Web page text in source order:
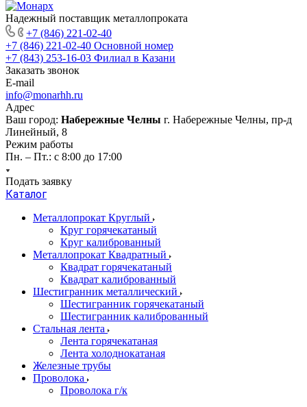
Надежный поставщик металлопроката
+7 (846) 221-02-40
+7 (846) 221-02-40 Основной номер
+7 (843) 253-16-03 Филиал в Казани
Заказать звонок
E-mail
info@monarhh.ru
Адрес
Ваш город: Набережные Челны г. Набережные Челны, пр-д
Линейный, 8
Режим работы
Пн. – Пт.: с 8:00 до 17:00
Подать заявку
Каталог
Металлопрокат Круглый
Круг горячекатаный
Круг калиброванный
Металлопрокат Квадратный
Квадрат горячекатаный
Квадрат калиброванный
Шестигранник металлический
Шестигранник горячекатаный
Шестигранник калиброванный
Стальная лента
Лента горячекатаная
Лента холоднокатаная
Железные трубы
Проволока
Проволока г/к